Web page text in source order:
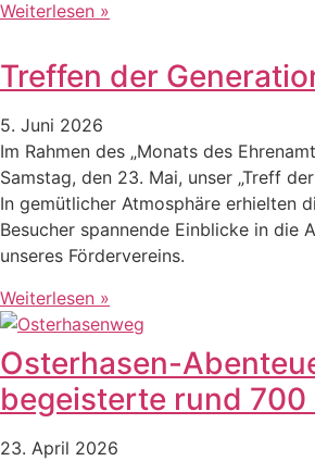
Weiterlesen »
Treffen der
5. Juni 2026
Im Rahmen des „Monats des
Samstag, den 23. Mai, unser „Treff
In gemütlicher Atmosphäre erhielten
Besucher spannende Einblicke in die
unseres Fördervereins.
Weiterlesen »
Osterhasen-
begeisterte rund 700
23. April 2026